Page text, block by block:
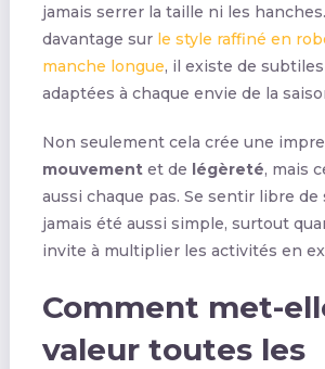
jamais serrer la taille ni les
davantage sur le style raffiné en
manche longue, il existe de
adaptées à chaque envie de la
Non seulement cela crée une
mouvementet de légèreté, mais
aussi chaque pas. Se sentir libre de
jamais été aussi simple, surtout
invite à multiplier les activités en
Comment met-
valeur toutes les